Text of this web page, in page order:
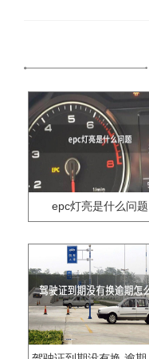
epc灯亮是什么问题